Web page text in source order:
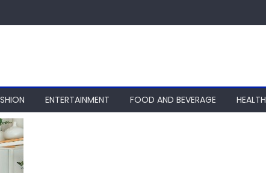
ENTERTAINMENT FOOD AND BEVERAGE HEALTH